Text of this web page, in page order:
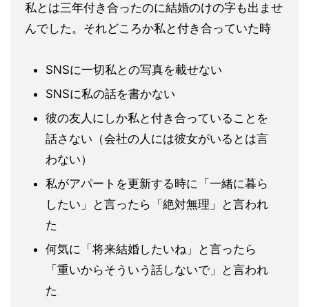
私とは三年付き合ったのに結婚のけの字も出ませ
んでした。それどころか私と付き合っていた時
SNSに一切私との写真を載せない
SNSに私の話を書かない
彼の友人にしか私と付き合っていることを
話さない（会社の人には彼女がいるとは言
わない）
私がアパートを更新する時に「一緒に暮ら
したい」と言ったら「 絶対無理」と言われ
た
何気に「将来結婚したいね」と言ったら
「重いからそういう話しないで」と言われ
た